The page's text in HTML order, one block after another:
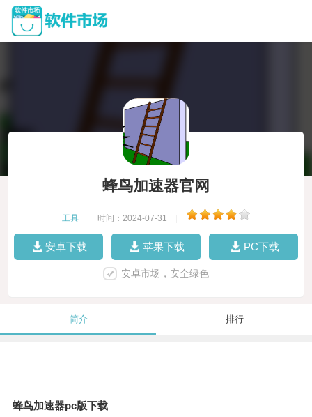
蜂鸟加速器官网
工具 时间：2024-07-31
安卓下载 苹果下载 PC下载
安卓市场，安全绿色
简介 排行
蜂鸟加速器pc版下载